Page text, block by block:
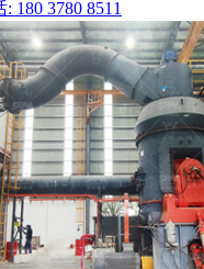
180 3780 8511